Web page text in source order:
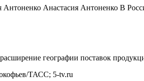
Антоненко Анастасия Антоненко В
географии поставок
ТАСС; 5-tv.ru